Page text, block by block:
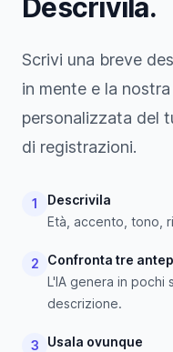
Descrivila.
Scrivi una breve
in mente e la
personalizzata del
di registrazioni.
1
Descrivila
Età, accento, tono,
2
Confronta tre
L'IA genera in pochi
descrizione.
3 Usala ovunque